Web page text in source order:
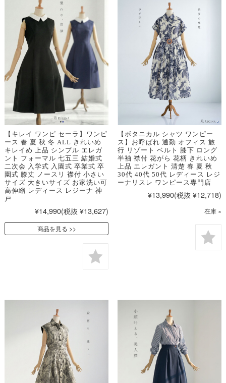
【キレイ ワンピ セーラ】ワンピ
ース 春 夏 秋 冬 ALL きれいめ
キレイめ 上品 シンプル エレガ
ント フォーマル 七五三 結婚式
二次会 入学式 入園式 卒業式 卒
園式 膝丈 ノースリ 襟付 小さい
サイズ 大きいサイズ お家洗い可
高伸縮 レディース レジーナ 神
戸
¥14,990(税抜 ¥13,627)
商品を見る
【ボタニカル シャツ ワンピー
ス】お呼ばれ 通勤 オフィス 旅
行 リゾート ベルト 膝下 ロング
半袖 襟付 花がら 花柄 きれいめ
上品 エレガント 清楚 春 夏 秋
30代 40代 50代 レディース レジ
ーナリスレ ワンピース専門店
¥13,990(税抜 ¥12,718)
在庫 ×